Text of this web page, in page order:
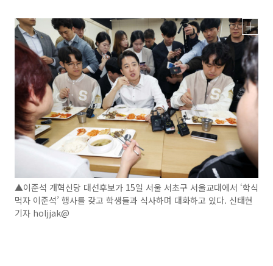
▲이준석 개혁신당 대선후보가 15일 서울 서초구 서울교대에서 ‘학식
먹자 이준석’ 행사를 갖고 학생들과 식사하며 대화하고 있다. 신태현
기자 holjjak@